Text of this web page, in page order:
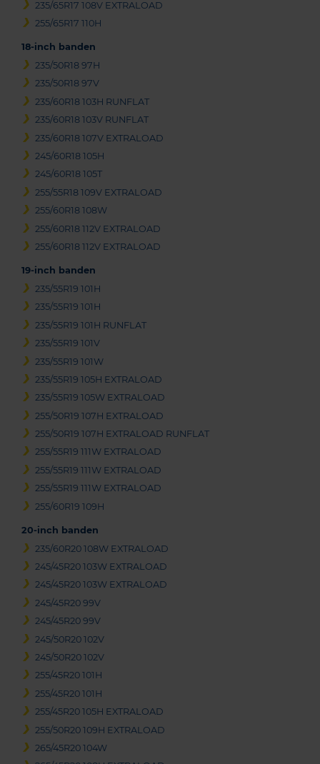
235/65R17 108V EXTRALOAD
255/65R17 110H
18-inch banden
235/50R18 97H
235/50R18 97V
235/60R18 103H RUNFLAT
235/60R18 103V RUNFLAT
235/60R18 107V EXTRALOAD
245/60R18 105H
245/60R18 105T
255/55R18 109V EXTRALOAD
255/60R18 108W
255/60R18 112V EXTRALOAD
255/60R18 112V EXTRALOAD
19-inch banden
235/55R19 101H
235/55R19 101H
235/55R19 101H RUNFLAT
235/55R19 101V
235/55R19 101W
235/55R19 105H EXTRALOAD
235/55R19 105W EXTRALOAD
255/50R19 107H EXTRALOAD
255/50R19 107H EXTRALOAD RUNFLAT
255/55R19 111W EXTRALOAD
255/55R19 111W EXTRALOAD
255/55R19 111W EXTRALOAD
255/60R19 109H
20-inch banden
235/60R20 108W EXTRALOAD
245/45R20 103W EXTRALOAD
245/45R20 103W EXTRALOAD
245/45R20 99V
245/45R20 99V
245/50R20 102V
245/50R20 102V
255/45R20 101H
255/45R20 101H
255/45R20 105H EXTRALOAD
255/50R20 109H EXTRALOAD
265/45R20 104W